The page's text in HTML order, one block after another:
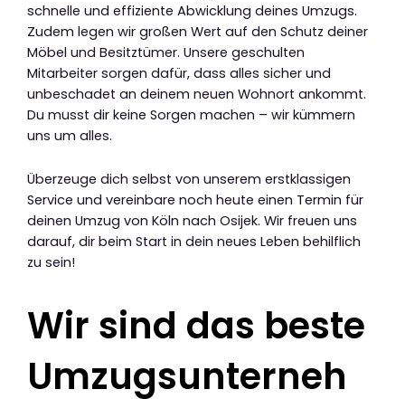
schnelle und effiziente Abwicklung deines Umzugs.
Zudem legen wir großen Wert auf den Schutz deiner
Möbel und Besitztümer. Unsere geschulten
Mitarbeiter sorgen dafür, dass alles sicher und
unbeschadet an deinem neuen Wohnort ankommt.
Du musst dir keine Sorgen machen – wir kümmern
uns um alles.
Überzeuge dich selbst von unserem erstklassigen
Service und vereinbare noch heute einen Termin für
deinen Umzug von Köln nach Osijek. Wir freuen uns
darauf, dir beim Start in dein neues Leben behilflich
zu sein!
Wir sind das beste
Umzugsunterneh